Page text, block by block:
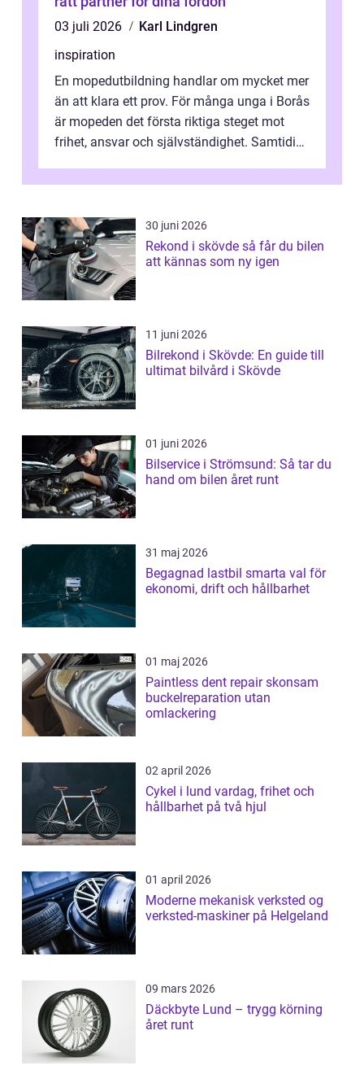
03 juli 2026
Karl Lindgren
inspiration
En mopedutbildning handlar om mycket mer
än att klara ett prov. För många unga i Borås
är mopeden det första riktiga steget mot
frihet, ansvar och självständighet. Samtidigt
30 juni 2026
Rekond i skövde så får du bilen
att kännas som ny igen
11 juni 2026
Bilrekond i Skövde: En guide till
ultimat bilvård i Skövde
01 juni 2026
Bilservice i Strömsund: Så tar du
hand om bilen året runt
31 maj 2026
Begagnad lastbil smarta val för
ekonomi, drift och hållbarhet
01 maj 2026
Paintless dent repair skonsam
buckelreparation utan
omlackering
02 april 2026
Cykel i lund vardag, frihet och
hållbarhet på två hjul
01 april 2026
Moderne mekanisk verksted og
verksted-maskiner på Helgeland
09 mars 2026
Däckbyte Lund – trygg körning
året runt